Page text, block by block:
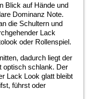
Blick auf Hände und
Dominanz Note.
die Schultern und
Lack
oder Rollenspiel.
dadurch liegt der
optisch schlank. Der
Lack Look glatt bleibt
führst oder